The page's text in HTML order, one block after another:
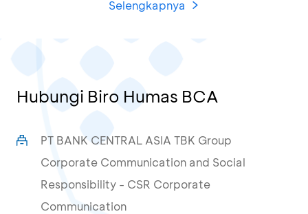
Selengkapnya
Hubungi Biro Humas BCA
PT BANK CENTRAL ASIA TBK Group
Corporate Communication and Social
Responsibility - CSR Corporate
Communication